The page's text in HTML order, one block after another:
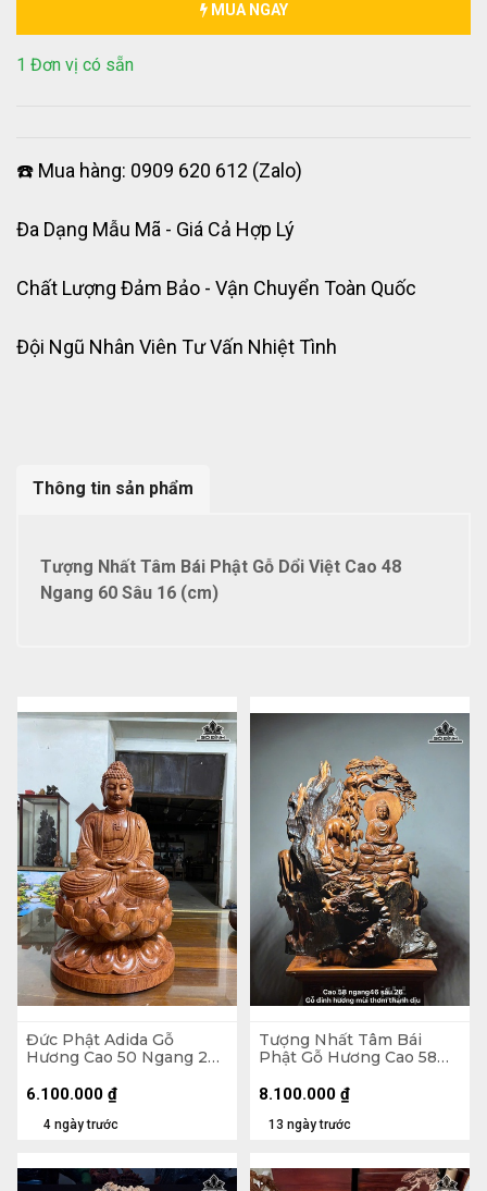
MUA NGAY
1 Đơn vị có sẵn
☎️ Mua hàng: 0909 620 612 (Zalo)
Đa Dạng Mẫu Mã - Giá Cả Hợp Lý
Chất Lượng Đảm Bảo - Vận Chuyển Toàn Quốc
Đội Ngũ Nhân Viên Tư Vấn Nhiệt Tình
Thông tin sản phẩm
Tượng Nhất Tâm Bái Phật Gỗ Dổi Việt Cao 48
Ngang 60 Sâu 16 (cm)
Đức Phật Adida Gỗ
Hương Cao 50 Ngang 29
4 ngày trước
6.100.000 ₫
Tượng Nhất Tâm Bái
Phật Gỗ Hương Cao 58
13 ngày trước
8.100.000 ₫